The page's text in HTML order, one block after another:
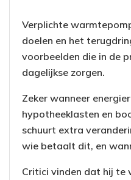
Verplichte
doelen en het
voorbeelden die in de
dagelijkse zorgen.
Zeker wanneer
hypotheeklasten en
schuurt extra
wie betaalt dit, en
Critici vinden dat hij te